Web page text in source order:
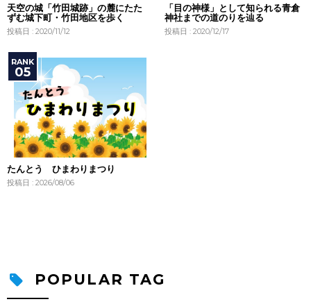
天空の城「竹田城跡」の麓にたた
ずむ城下町・竹田地区を歩く
投稿日 : 2020/11/12
「目の神様」として知られる青倉
神社までの道のりを辿る
投稿日 : 2020/12/17
たんとう ひまわりまつり
投稿日 : 2026/08/06
POPULAR TAG